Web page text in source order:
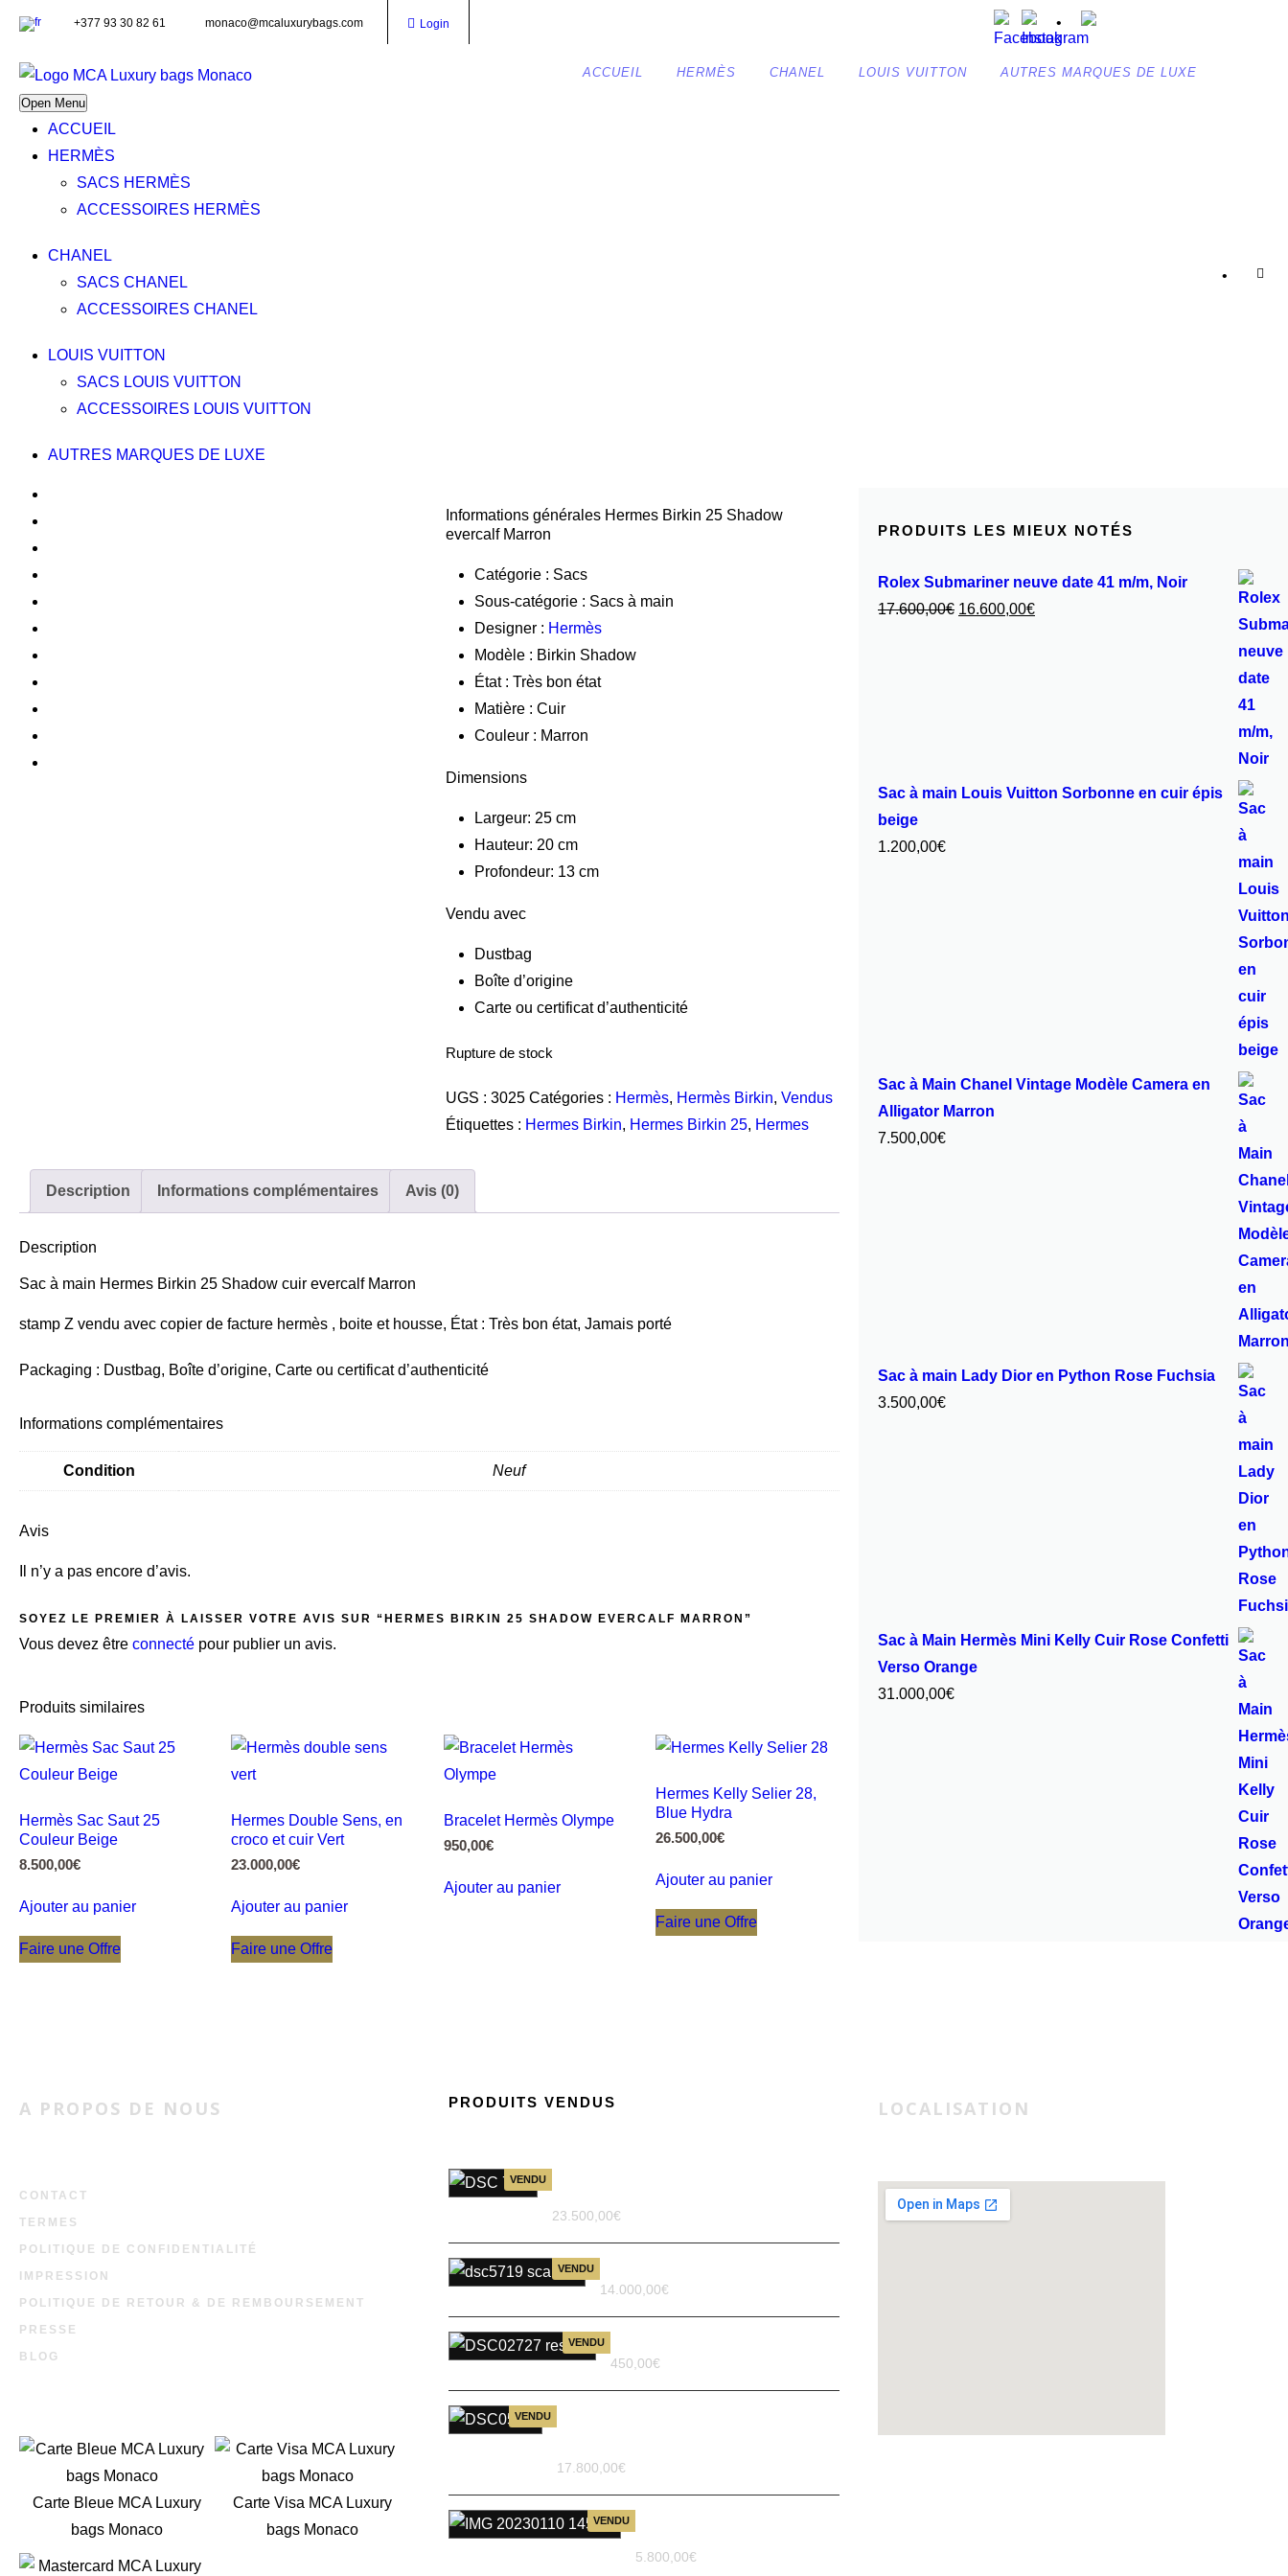
+377 93 30 82 61 monaco@mcaluxurybags.com Login
Open Menu
ACCUEIL
HERMÈS
SACS HERMÈS
ACCESSOIRES HERMÈS
CHANEL
SACS CHANEL
ACCESSOIRES CHANEL
LOUIS VUITTON
SACS LOUIS VUITTON
ACCESSOIRES LOUIS VUITTON
AUTRES MARQUES DE LUXE
ACCUEIL HERMÈS CHANEL LOUIS VUITTON AUTRES MARQUES DE LUXE
•
HERMES BIRKIN 25 SHADOW EVERCALF MARRON
Informations générales Hermes Birkin 25 Shadow
evercalf Marron
Catégorie : Sacs
Sous-catégorie : Sacs à main
Designer : Hermès
Modèle : Birkin Shadow
État : Très bon état
Matière : Cuir
Couleur : Marron
Dimensions
Largeur: 25 cm
Hauteur: 20 cm
Profondeur: 13 cm
Vendu avec
Dustbag
Boîte d’origine
Carte ou certificat d’authenticité
Rupture de stock
UGS :3025 Catégories : Hermès, Hermès Birkin,Vendus
Étiquettes : Hermes Birkin, Hermes Birkin 25, Hermes
Description Informations complémentaires Avis (0)
Description
Sac à main Hermes Birkin 25 Shadow cuir evercalf Marron
stamp Z vendu avec copier de facture hermès , boite et housse, État : Très bon état, Jamais porté
Packaging : Dustbag, Boîte d’origine, Carte ou certificat d’authenticité
Informations complémentaires
Condition Neuf
Avis
Il n’y a pas encore d’avis.
SOYEZ LE PREMIER À LAISSER VOTRE AVIS SUR “HERMES BIRKIN 25 SHADOW EVERCALF MARRON”
Vous devez être connecté pour publier un avis.
Produits similaires
Hermès Sac Saut 25
Couleur Beige
8.500,00€
Ajouter au panier
Faire une Offre
Hermes Double Sens, en
croco et cuir Vert
23.000,00€
Ajouter au panier
Faire une Offre
Bracelet Hermès Olympe
950,00€
Ajouter au panier
Hermes Kelly Selier 28,
Blue Hydra
26.500,00€
Ajouter au panier
Faire une Offre
PRODUITS LES MIEUX NOTÉS
Rolex Submariner neuve date 41 m/m, Noir
17.600,00€ Le
16.600,00€Le
Sac à main Louis Vuitton Sorbonne en cuir épis
beige
1.200,00€
Sac à Main Chanel Vintage Modèle Camera en
Alligator Marron
7.500,00€
Sac à main Lady Dior en Python Rose Fuchsia
3.500,00€
Sac à Main Hermès Mini Kelly Cuir Rose Confetti
Verso Orange
31.000,00€
A PROPOS DE NOUS
CONTACT
TERMES
POLITIQUE DE CONFIDENTIALITÉ
IMPRESSION
POLITIQUE DE RETOUR & DE REMBOURSEMENT
PRESSE
BLOG
Carte Bleue MCA Luxury
bags Monaco
Carte Visa MCA Luxury
bags Monaco
PRODUITS VENDUS
VENDU
noir Togo
23.500,00€
VENDU
14.000,00€
VENDU
450,00€
VENDU
en Cuir Togo Turquoise –
17.800,00€
VENDU
Rose en Cuir
5.800,00€
LOCALISATION